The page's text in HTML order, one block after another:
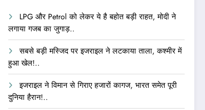
LPG और Petrol को लेकर ये है बहोत बड़ी राहत, मोदी ने
लगाया गजब का जुगाड़..
सबसे बड़ी मस्जिद पर इजराइल ने लटकाया ताला, कश्मीर में
हुआ खेल!..
इजराइल ने विमान से गिराए हजारों कागज, भारत समेत पूरी
दुनिया हैरान!..